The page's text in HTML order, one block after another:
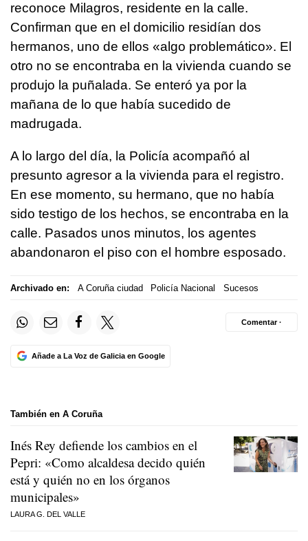
reconoce Milagros, residente en la calle.
Confirman que en el domicilio residían dos
hermanos, uno de ellos «algo problemático». El
otro no se encontraba en la vivienda cuando se
produjo la puñalada. Se enteró ya por la
mañana de lo que había sucedido de
madrugada.
A lo largo del día, la Policía acompañó al
presunto agresor a la vivienda para el registro.
En ese momento, su hermano, que no había
sido testigo de los hechos, se encontraba en la
calle. Pasados unos minutos, los agentes
abandonaron el piso con el hombre esposado.
Archivado en: A Coruña ciudad Policía Nacional Sucesos
Añade a La Voz de Galicia en Google
Comentar ·
También en A Coruña
Inés Rey defiende los cambios en el
Pepri: «Como alcaldesa decido quién
está y quién no en los órganos
municipales»
LAURA G. DEL VALLE